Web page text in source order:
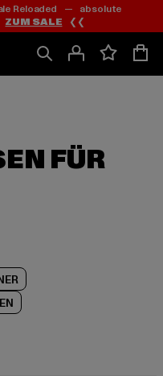
Reloaded — absolute
ZUM SALE ❮❮
FÜR